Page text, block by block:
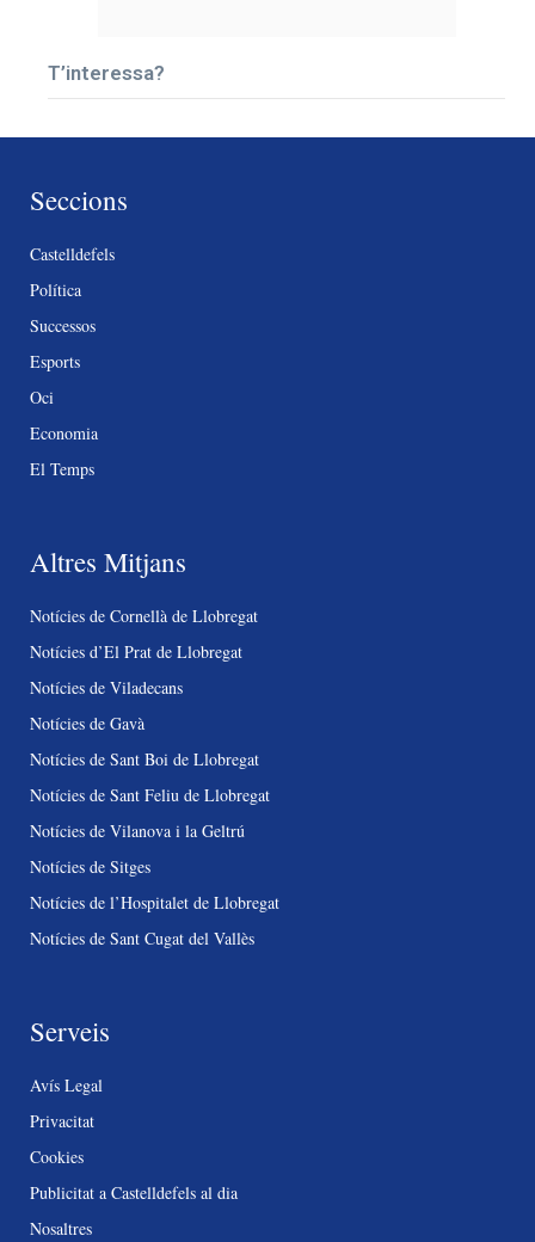
T’interessa?
Seccions
Castelldefels
Política
Successos
Esports
Oci
Economia
El Temps
Altres Mitjans
Notícies de Cornellà de Llobregat
Notícies d’El Prat de Llobregat
Notícies de Viladecans
Notícies de Gavà
Notícies de Sant Boi de Llobregat
Notícies de Sant Feliu de Llobregat
Notícies de Vilanova i la Geltrú
Notícies de Sitges
Notícies de l’Hospitalet de Llobregat
Notícies de Sant Cugat del Vallès
Serveis
Avís Legal
Privacitat
Cookies
Publicitat a Castelldefels al dia
Nosaltres